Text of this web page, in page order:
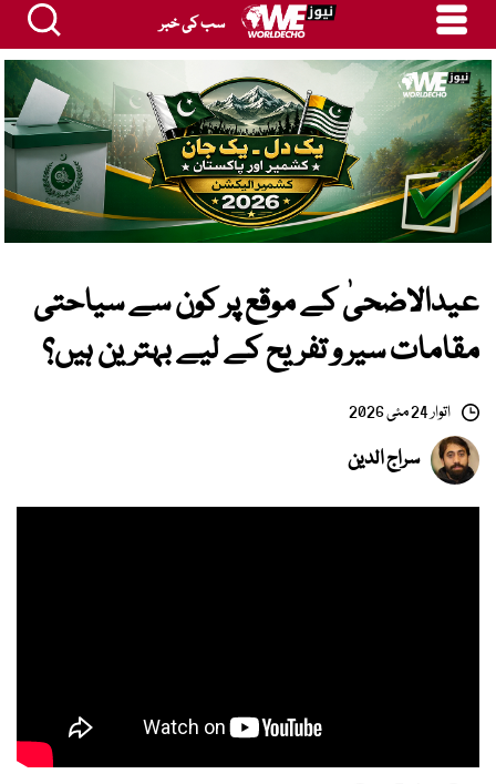
سب کی خبر
عیدالاضحیٰ کے موقع پر کون سے سیاحتی
مقامات سیر و تفریح کے لیے بہترین ہیں؟
اتوار 24 مئی 2026
سراج الدین